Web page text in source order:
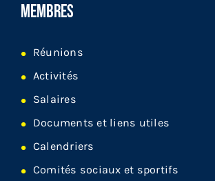
MEMBRES
Réunions
Activités
Salaires
Documents et liens utiles
Calendriers
Comités sociaux et sportifs